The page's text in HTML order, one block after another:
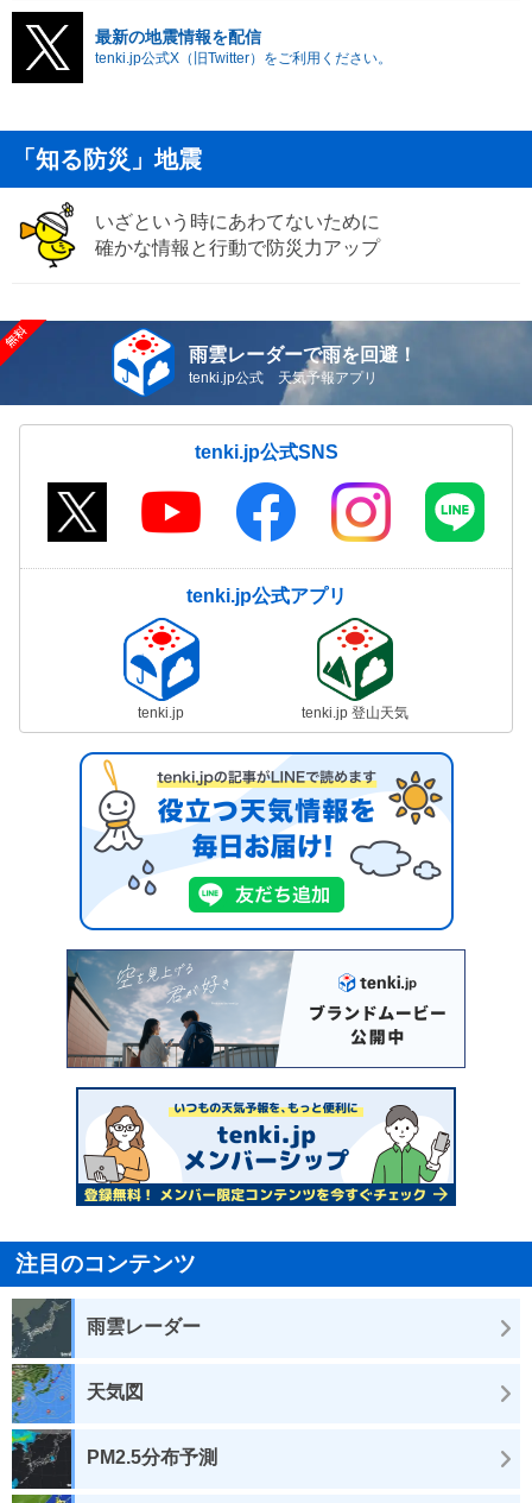
最新の地震情報を配信
tenki.jp公式X（旧Twitter）をご利用ください。
「知る防災」地震
いざという時にあわてないために
確かな情報と行動で防災力アップ
雨雲レーダーで雨を回避！
tenki.jp公式 天気予報アプリ
tenki.jp公式SNS
tenki.jp公式アプリ
tenki.jp tenki.jp 登山天気
注目のコンテンツ
雨雲レーダー
天気図
PM2.5分布予測